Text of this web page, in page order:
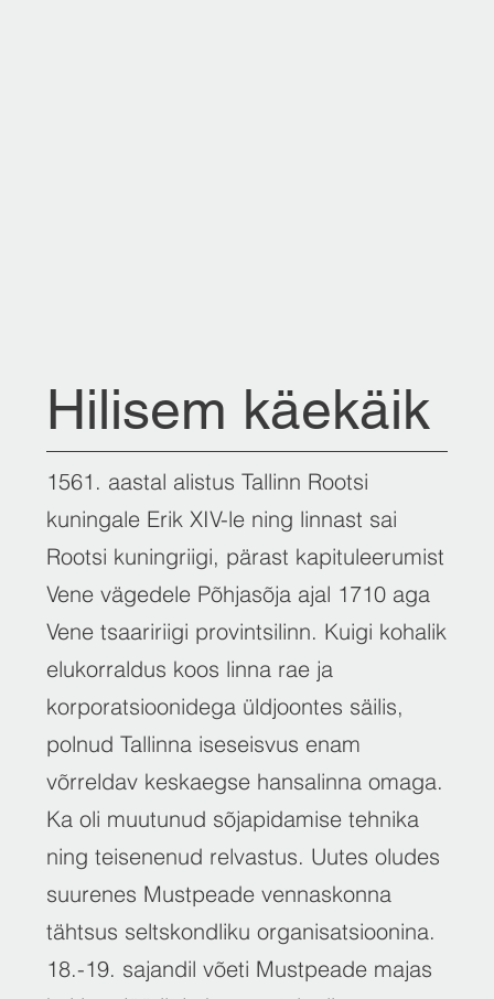
Hilisem käekäik
1561. aastal alistus Tallinn Rootsi
kuningale Erik XIV-le ning linnast sai
Rootsi kuningriigi, pärast kapituleerumist
Vene vägedele Põhjasõja ajal 1710 aga
Vene tsaaririigi provintsilinn. Kuigi kohalik
elukorraldus koos linna rae ja
korporatsioonidega üldjoontes säilis,
polnud Tallinna iseseisvus enam
võrreldav keskaegse hansalinna omaga.
Ka oli muutunud sõjapidamise tehnika
ning teisenenud relvastus. Uutes oludes
suurenes Mustpeade vennaskonna
tähtsus seltskondliku organisatsioonina.
18.-19. sajandil võeti Mustpeade majas